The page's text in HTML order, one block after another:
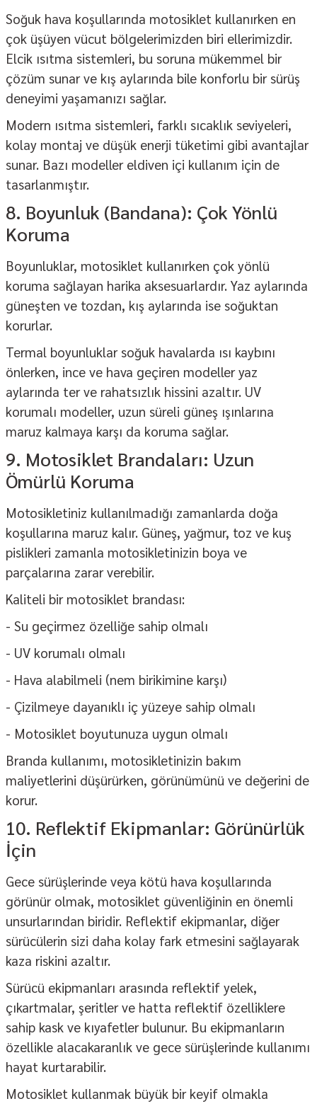
Soğuk hava koşullarında motosiklet kullanırken en
çok üşüyen vücut bölgelerimizden biri ellerimizdir.
Elcik ısıtma sistemleri, bu soruna mükemmel bir
çözüm sunar ve kış aylarında bile konforlu bir sürüş
deneyimi yaşamanızı sağlar.
Modern ısıtma sistemleri, farklı sıcaklık seviyeleri,
kolay montaj ve düşük enerji tüketimi gibi avantajlar
sunar. Bazı modeller eldiven içi kullanım için de
tasarlanmıştır.
8. Boyunluk (Bandana): Çok Yönlü
Koruma
Boyunluklar, motosiklet kullanırken çok yönlü
koruma sağlayan harika aksesuarlardır. Yaz aylarında
güneşten ve tozdan, kış aylarında ise soğuktan
korurlar.
Termal boyunluklar soğuk havalarda ısı kaybını
önlerken, ince ve hava geçiren modeller yaz
aylarında ter ve rahatsızlık hissini azaltır. UV
korumalı modeller, uzun süreli güneş ışınlarına
maruz kalmaya karşı da koruma sağlar.
9. Motosiklet Brandaları: Uzun
Ömürlü Koruma
Motosikletiniz kullanılmadığı zamanlarda doğa
koşullarına maruz kalır. Güneş, yağmur, toz ve kuş
pislikleri zamanla motosikletinizin boya ve
parçalarına zarar verebilir.
Kaliteli bir motosiklet brandası:
- Su geçirmez özelliğe sahip olmalı
- UV korumalı olmalı
- Hava alabilmeli (nem birikimine karşı)
- Çizilmeye dayanıklı iç yüzeye sahip olmalı
- Motosiklet boyutunuza uygun olmalı
Branda kullanımı, motosikletinizin bakım
maliyetlerini düşürürken, görünümünü ve değerini de
korur.
10. Reflektif Ekipmanlar: Görünürlük
İçin
Gece sürüşlerinde veya kötü hava koşullarında
görünür olmak, motosiklet güvenliğinin en önemli
unsurlarından biridir. Reflektif ekipmanlar, diğer
sürücülerin sizi daha kolay fark etmesini sağlayarak
kaza riskini azaltır.
Sürücü ekipmanları arasında reflektif yelek,
çıkartmalar, şeritler ve hatta reflektif özelliklere
sahip kask ve kıyafetler bulunur. Bu ekipmanların
özellikle alacakaranlık ve gece sürüşlerinde kullanımı
hayat kurtarabilir.
Motosiklet kullanmak büyük bir keyif olmakla